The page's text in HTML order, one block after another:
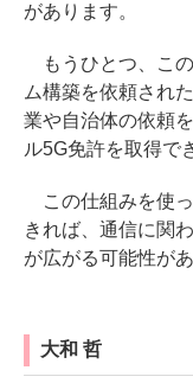
があります。
もうひとつ、こ
ム構築を依頼され
業や自治体の依頼
ル5G免許を取得で
この仕組みを使
きれば、通信に関
が広がる可能性があ
大和 哲